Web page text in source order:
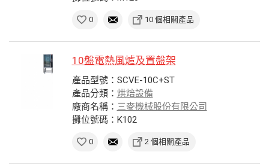
0 10 個相關產品
10盤電熱風爐及置盤架
產品型號：SCVE-10C+ST
產品分類： 烘焙設備
廠商名稱： 三麥機械股份有限公司
攤位號碼：K102
0 2 個相關產品